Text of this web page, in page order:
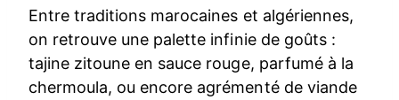
Entre traditions marocaines et algériennes,
on retrouve une palette infinie de goûts :
tajine zitoune en sauce rouge, parfumé à la
chermoula, ou encore agrémenté de viande